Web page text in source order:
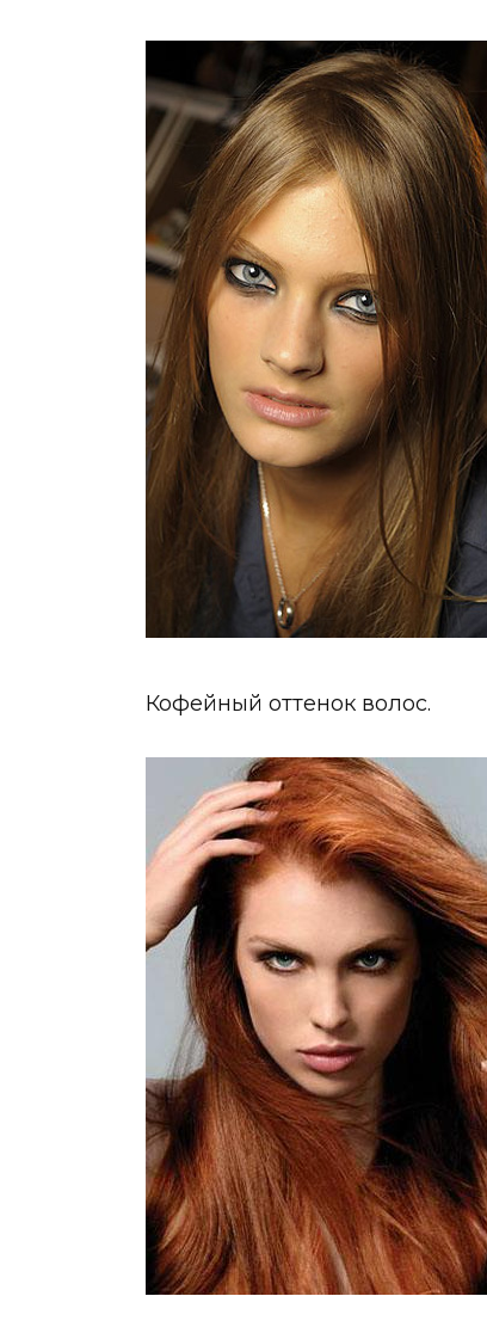
Кофейный оттенок волос.